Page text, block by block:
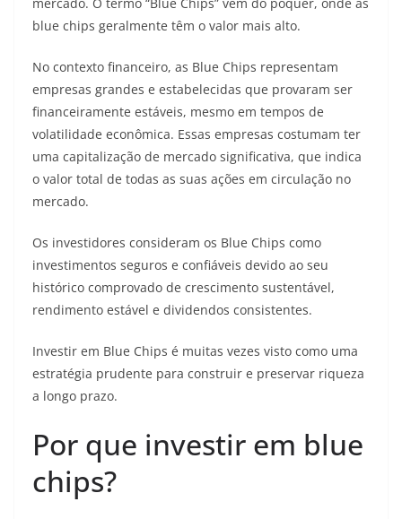
blue chips geralmente têm o valor mais alto.
No contexto financeiro, as Blue Chips representam
empresas grandes e estabelecidas que provaram ser
financeiramente estáveis, mesmo em tempos de
volatilidade econômica. Essas empresas costumam ter
uma capitalização de mercado significativa, que indica
o valor total de todas as suas ações em circulação no
mercado.
Os investidores consideram os Blue Chips como
investimentos seguros e confiáveis devido ao seu
histórico comprovado de crescimento sustentável,
rendimento estável e dividendos consistentes.
Investir em Blue Chips é muitas vezes visto como uma
estratégia prudente para construir e preservar riqueza
a longo prazo.
Por que investir em blue
chips?